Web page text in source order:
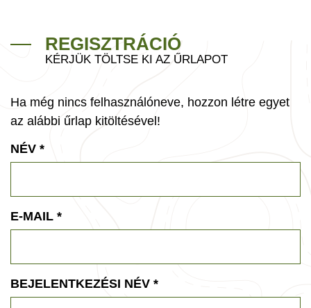
REGISZTRÁCIÓ
KÉRJÜK TÖLTSE KI AZ ŰRLAPOT
Ha még nincs felhasználóneve, hozzon létre egyet
az alábbi űrlap kitöltésével!
NÉV *
E-MAIL *
BEJELENTKEZÉSI NÉV *